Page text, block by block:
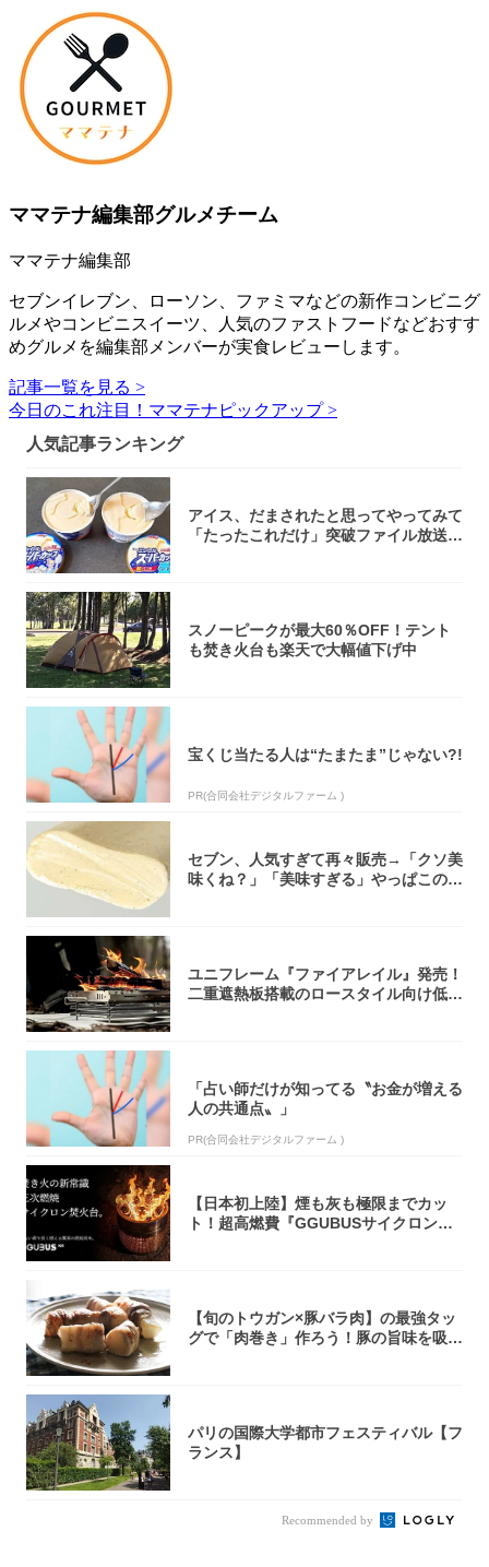
ママテナ編集部グルメチーム
ママテナ編集部
セブンイレブン、ローソン、ファミマなどの新作コンビニグ
ルメやコンビニスイーツ、人気のファストフードなどおすす
めグルメを編集部メンバーが実食レビューします。
記事一覧を見る >
今日のこれ注目！ママテナピックアップ >
人気記事ランキング
アイス、だまされたと思ってやってみて
「たったこれだけ」突破ファイル放送で
スノーピークが最大60％OFF！テント
も焚き火台も楽天で大幅値下げ中
宝くじ当たる人は“たまたま”じゃない?!
PR(合同会社デジタルファーム )
セブン、人気すぎて再々販売→「クソ美
味くね？」「美味すぎる」やっぱこのク
ユニフレーム『ファイアレイル』発売！
二重遮熱板搭載のロースタイル向け低型
「占い師だけが知ってる〝お金が増える
人の共通点〟」
PR(合同会社デジタルファーム )
【日本初上陸】煙も灰も極限までカッ
ト！超高燃費『GGUBUSサイクロン焚
【旬のトウガン×豚バラ肉】の最強タッ
グで「肉巻き」作ろう！豚の旨味を吸い
パリの国際大学都市フェスティバル【フ
ランス】
Recommended by